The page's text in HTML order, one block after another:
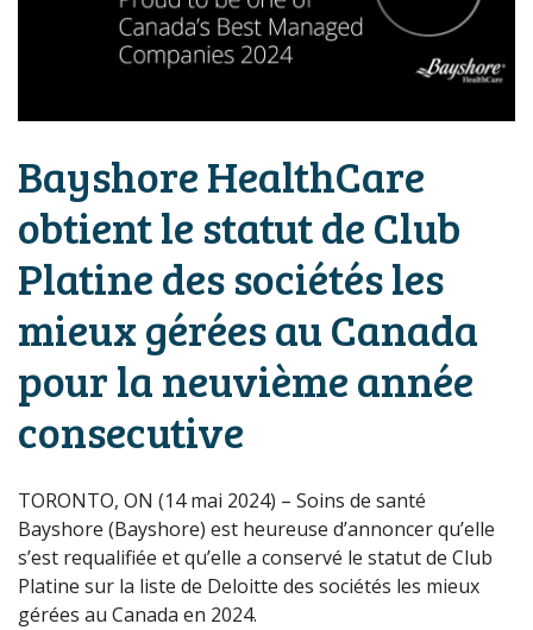
Bayshore HealthCare
obtient le statut de Club
Platine des sociétés les
mieux gérées au Canada
pour la neuvième année
consecutive
TORONTO, ON (14 mai 2024) – Soins de santé
Bayshore (Bayshore) est heureuse d’annoncer qu’elle
s’est requalifiée et qu’elle a conservé le statut de Club
Platine sur la liste de Deloitte des sociétés les mieux
gérées au Canada en 2024.